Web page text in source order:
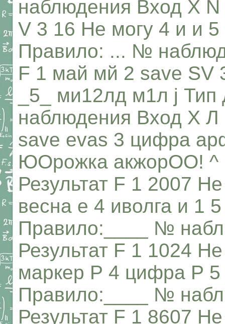
наблюдения Вход X N
V 3 16 Не могу 4 и и
Правило: ... №
F 1 май мй 2 save SV
_5_ ми12лд м1л j
наблюдения Вход X Л
save evas 3 цифра
ЮОрожка акжорОО! ^
Результат F 1 2007
весна е 4 иволга и 1
Правило:____ №
Результат F 1 1024
маркер Р 4 цифра Р
Правило:____ №
Результат F 1 8607